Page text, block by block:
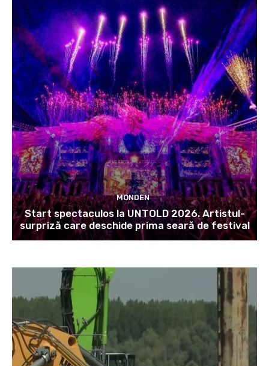
MONDEN
Start spectaculos la UNTOLD 2026. Artistul-
surpriză care deschide prima seară de festival